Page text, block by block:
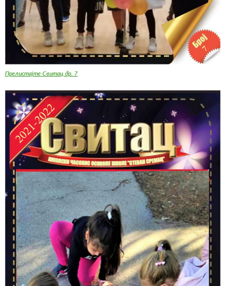
Прелистајте Свитац бр. 7